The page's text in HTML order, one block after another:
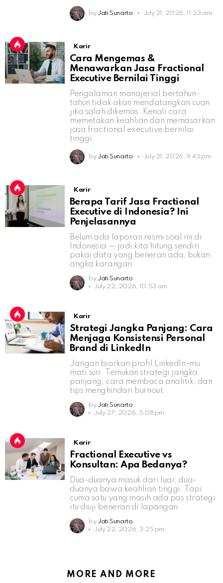
by Jati Sunarto July 21, 2026, 11:23 am
Karir
Cara Mengemas &
Menawarkan Jasa Fractional
Executive Bernilai Tinggi
Pengalaman manajerial bertahun-
tahun tidak akan mendatangkan cuan
jika salah dikemas. Kenali cara
memetakan keahlian dan memasarkan
jasa fractional executive bernilai
tinggi.
by Jati Sunarto July 21, 2026, 9:43 pm
Karir
Berapa Tarif Jasa Fractional
Executive di Indonesia? Ini
Penjelasannya
Belum ada laporan resmi soal ini di
Indonesia — jadi kita hitung sendiri
pakai data yang beneran ada, bukan
angka karangan.
by Jati Sunarto
July 22, 2026, 10:53 am
Karir
Strategi Jangka Panjang: Cara
Menjaga Konsistensi Personal
Brand di LinkedIn
Jangan biarkan profil LinkedIn-mu
mati suri. Temukan strategi jangka
panjang, cara membaca analitik, dan
tips menghindari burnout.
by Jati Sunarto
July 27, 2026, 5:08 pm
Karir
Fractional Executive vs
Konsultan: Apa Bedanya?
Dua-duanya masuk dari luar, dua-
duanya bawa keahlian tinggi. Tapi
cuma satu yang masih ada pas strategi
itu diuji beneran di lapangan.
by Jati Sunarto
July 22, 2026, 3:25 pm
MORE AND MORE